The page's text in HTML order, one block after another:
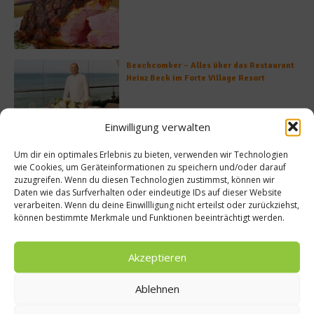
Einwilligung verwalten
Um dir ein optimales Erlebnis zu bieten, verwenden wir Technologien
wie Cookies, um Geräteinformationen zu speichern und/oder darauf
zuzugreifen. Wenn du diesen Technologien zustimmst, können wir
Daten wie das Surfverhalten oder eindeutige IDs auf dieser Website
verarbeiten. Wenn du deine Einwillligung nicht erteilst oder zurückziehst,
können bestimmte Merkmale und Funktionen beeinträchtigt werden.
Akzeptieren
Ablehnen
Beachcomber – Alles über das Restaurant
Heinz Beck im Forte Village Resort
und Limetten?
Empfohlen